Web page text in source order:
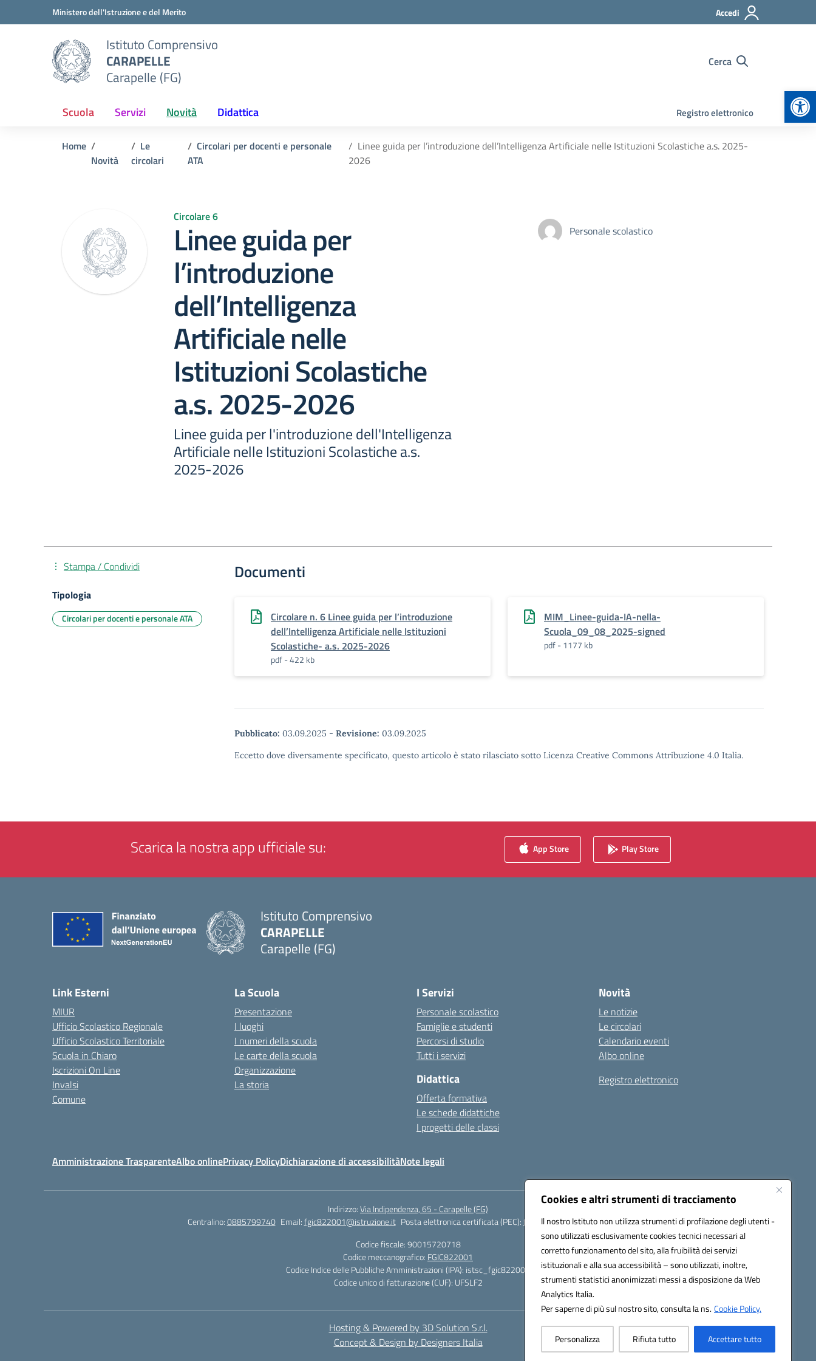
Cookies e altri strumenti di tracciamento
Il nostro Istituto non utilizza strumenti di profilazione degli utenti -
sono utilizzati esclusivamente cookies tecnici necessari al
corretto funzionamento del sito, alla fruibilità dei servizi
istituzionali e alla sua accessibilità – sono utilizzati, inoltre,
strumenti statistici anonimizzati messi a disposizione da Web
Analytics Italia.
Per saperne di più sul nostro sito, consulta la ns.Cookie Policy.
Personalizza Rifiuta tutto Accettare tutto
Vai ai contenuti
Vai al menu di navigazioneMinistero dell'Istruzione e del Merito Accedi
Istituto Comprensivo
CARAPELLE
Carapelle (FG)
Cerca
Scuola Servizi Novità Didattica Registro elettronico
Home
Novità
Le
circolari
Circolari per docenti e personale
ATA
Linee guida per l’introduzione dell’Intelligenza Artificiale nelle Istituzioni Scolastiche a.s. 2025-
2026
Circolare 6
Linee guida per
l’introduzione
dell’Intelligenza
Artificiale nelle
Istituzioni Scolastiche
a.s. 2025-2026
Linee guida per l'introduzione dell'Intelligenza
Artificiale nelle Istituzioni Scolastiche a.s.
2025-2026
Personale scolastico
Documenti
Circolare n. 6 Linee guida per l’introduzione
dell’Intelligenza Artificiale nelle Istituzioni
Scolastiche- a.s. 2025-2026
pdf - 422 kb
MIM_Linee-guida-IA-nella-
Scuola_09_08_2025-signed
pdf - 1177 kb
Pubblicato: 03.09.2025 - Revisione: 03.09.2025
Eccetto dove diversamente specificato, questo articolo è stato rilasciato sotto Licenza Creative Commons Attribuzione 4.0 Italia.
Stampa / Condividi
Tipologia
Circolari per docenti e personale ATA
Scarica la nostra app ufficiale su: App Store Play Store
Istituto Comprensivo
CARAPELLE
Carapelle (FG)
Link Esterni
MIUR
Ufficio Scolastico Regionale
Ufficio Scolastico Territoriale
Scuola in Chiaro
Iscrizioni On Line
Invalsi
Comune
La Scuola
Presentazione
I luoghi
I numeri della scuola
Le carte della scuola
Organizzazione
La storia
I Servizi
Personale scolastico
Famiglie e studenti
Percorsi di studio
Tutti i servizi
Didattica
Offerta formativa
Le schede didattiche
I progetti delle classi
Novità
Le notizie
Le circolari
Calendario eventi
Albo online
Registro elettronico
Amministrazione TrasparenteAlbo onlinePrivacy PolicyDichiarazione di accessibilitàNote legali
Indirizzo:Via Indipendenza, 65 - Carapelle (FG)
Centralino:0885799740 Email:fgic822001@istruzione.it Posta elettronica certificata (PEC):fgic822001@pec.istruzione.it
Codice fiscale: 90015720718
Codice meccanografico: FGIC822001
Codice Indice delle Pubbliche Amministrazioni (IPA): istsc_fgic822001
Codice unico di fatturazione (CUF): UFSLF2
Hosting & Powered by 3D Solution S.r.l.
Concept & Design by Designers Italia